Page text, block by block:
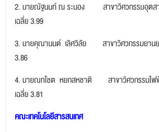
2. นายณัฐนนท์ ณ ระนอง สาขาวิศวกรรมอุต
เฉลี่ย 3.99
3. นายคุณานนต์ เลิศวิลัย สาขาวิศวกรรมยา
3.86
4. นายณทโชต หยกสหชาติ
สาขาวิศวกรร
เฉลี่ย 3.81
คณะเทคโนโลยีสารสนเทศ